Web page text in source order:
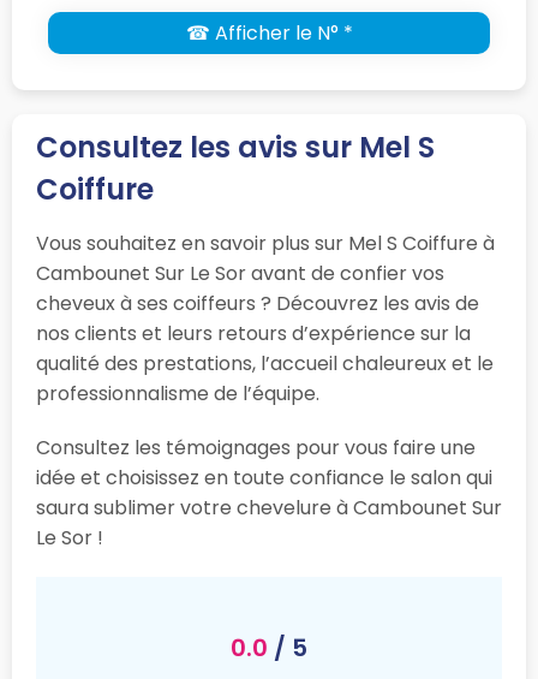
☎ Afficher le N° *
Consultez les avis sur Mel S
Coiffure
Vous souhaitez en savoir plus sur Mel S Coiffure à
Cambounet Sur Le Sor avant de confier vos
cheveux à ses coiffeurs ? Découvrez les avis de
nos clients et leurs retours d’expérience sur la
qualité des prestations, l’accueil chaleureux et le
professionnalisme de l’équipe.
Consultez les témoignages pour vous faire une
idée et choisissez en toute confiance le salon qui
saura sublimer votre chevelure à Cambounet Sur
Le Sor !
0.0 / 5